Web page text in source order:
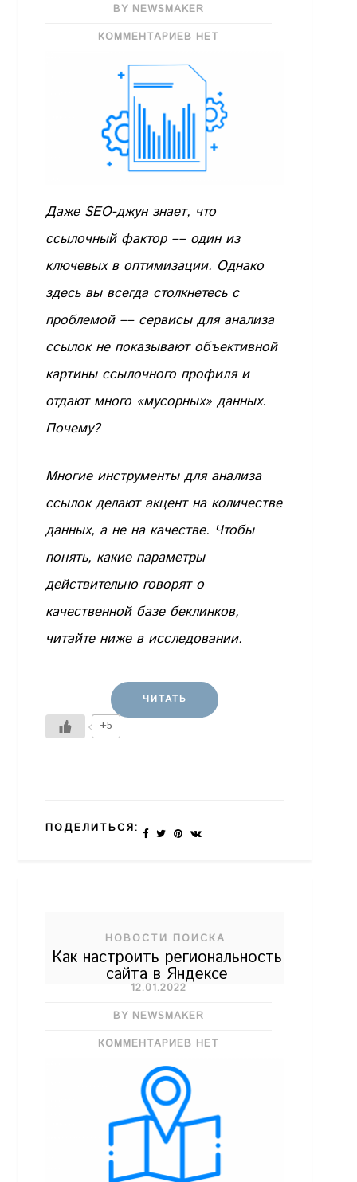
BY NEWSMAKER
КОММЕНТАРИЕВ НЕТ
Даже SEO-джун знает, что
ссылочный фактор –– один из
ключевых в оптимизации. Однако
здесь вы всегда столкнетесь с
проблемой –– сервисы для анализа
ссылок не показывают объективной
картины ссылочного профиля и
отдают много «мусорных» данных.
Почему?
Многие инструменты для анализа
ссылок делают акцент на количестве
данных, а не на качестве. Чтобы
понять, какие параметры
действительно говорят о
качественной базе беклинков,
читайте ниже в исследовании.
ЧИТАТЬ
+5
ПОДЕЛИТЬСЯ:
НОВОСТИ ПОИСКА
Как настроить региональность
сайта в Яндексе
12.01.2022
BY NEWSMAKER
КОММЕНТАРИЕВ НЕТ